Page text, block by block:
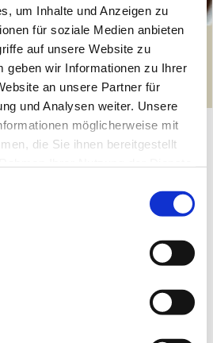
um Inhalte und Anzeigen zu
für soziale Medien anbieten
auf unsere Website zu
geben wir Informationen zu Ihrer
an unsere Partner für
und Analysen weiter. Unsere
möglicherweise mit
die Sie ihnen bereitgestellt